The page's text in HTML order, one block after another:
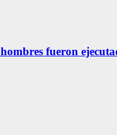
fueron